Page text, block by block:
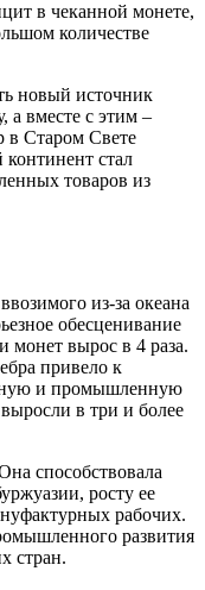
в чеканной монете,
количестве
новый источник
а вместе с этим –
в Старом Свете
стал
товаров из
из-за океана
обесценивание
монет вырос в 4 раза.
привело к
и промышленную
в три и более
способствовала
росту ее
рабочих.
развития
стран.